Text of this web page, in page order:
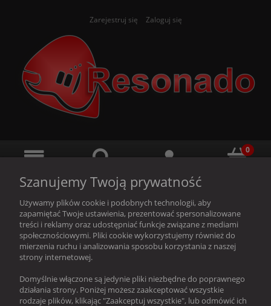
Zarejestruj się Zaloguj się
Ten produkt jest niedostępny.
Obsługa klienta
Szanujemy Twoją prywatność
Używamy plików cookie i podobnych technologii, aby
zapamiętać Twoje ustawienia, prezentować spersonalizowane
treści i reklamy oraz udostępniać funkcje związane z mediami
społecznościowymi. Pliki cookie wykorzystujemy również do
mierzenia ruchu i analizowania sposobu korzystania z naszej
strony internetowej.
Domyślnie włączone są jedynie pliki niezbędne do poprawnego
działania strony. Poniżej możesz zaakceptować wszystkie
rodzaje plików, klikając "Zaakceptuj wszystkie", lub odmówić ich